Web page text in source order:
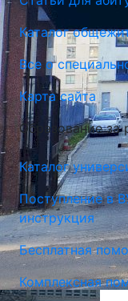
Каталог
Все о
Карта сайта
Образование за
Каталог
Поступление в
инструкция
Бесплатная
Комплексная